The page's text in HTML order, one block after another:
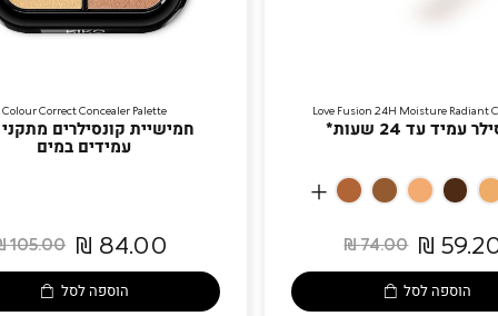
Love Fusion 24H Moisture Radiant
עמיד עד 24 שעות*
18
24
Cocoa
17
23
Chestnut
22
More
59.20
74.00 ₪
הוספה לסל
Colour Correct Concealer Palette
חמישיית קונסילרים מתקני
עמידים במים
84.00 ₪
105.00 ₪
הוספה לסל